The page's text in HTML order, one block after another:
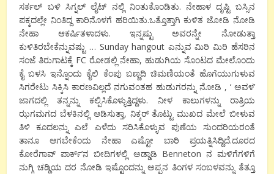
ಸರ್ಕಲ್ ಬಳಿ ಸಿಗ್ನಲ್ ಲೈಟ್ ನಲ್ಲಿ ನಿಂತುಕೊಂಡಿತು. ನೇಹಾಳ ದೃಷ್ಟಿ ಬಸ್ಸಿನ
ಪಕ್ಕದಲ್ಲೇ ನಿಂತಿದ್ದ ಕಾರಿನೊಳಗೆ ಹರಿಯಿತು.ಒತ್ತೊತ್ತಾಗಿ ಕುಳಿತ ಜೋಡಿ ನೋಡಿ
ನೇಹಾ ಆಕರ್ಷಿತಳಾದಳು. ಇನ್ನಷ್ಟು ಅವರನ್ನೇ ನೋಡುತ್ತಾ
ಕುಳಿತಿರಬೇಕೆನ್ನುವಷ್ಟು … Sunday hangout ಎನ್ನುವ ಮಿರಿ ಮಿರಿ ಹೆಸರಿನ
ಸಂಜೆ ತಿರುಗಾಟಕ್ಕೆ FC ರೋಡಲ್ಲಿ ನೇಹಾ, ಹುಡುಗಿಯ ಸೊಂಟದ ಮೇಲೊಂದು
ಕೈ ಬಳಸಿ ಇನ್ನೊಂದು ಕೈಲಿ ಕೆಂಪು ಬಣ್ಣದಿ ಚಿಮಣಿಯಂತೆ ಹೊಗೆಯುಗುಳುವ
ಸಿಗರೇಟು ಸಿಕ್ಕಿಸಿ ಕಾರಣವಿಲ್ಲದೆ ನಗುವಂತಹ ಹುಡುಗರನ್ನು ನೋಡಿ , ‘ ಅವಳ’
ಜಾಗದಲ್ಲಿ ತನ್ನನ್ನು ಕಲ್ಪಿಸಿಕೊಳ್ಳುತ್ತಿದ್ದಳು. ನೀಳ ಕಾಲುಗಳನ್ನು ರಾತ್ರಿಯ
ಝಗಮಗದ ಬೆಳಕಿನಲ್ಲಿ ಆಡಿಸುತ್ತಾ, ನಿಕ್ಕರ್ ತೊಟ್ಟು ಮುಖದ ಮೇಲೆ ಬೀಳುವ
ತಿಳಿ ಕೂದಲನ್ನು ಎಲೆ ಎಳೆದು ಸರಿಸಿಕೊಳ್ಳುವ ಪುಣೆಯ ಸುಂದರಿಯರಂತೆ
ತಾನೂ ಆಗಬೇಕೆಂದು ನೇಹಾ ಎಷ್ಟೋ ಬಾರಿ ಪ್ರಯತ್ನಿಸಿದ್ದಿದೆ.ದೂರದ
ಕೋರೆಗಾವ್ ಪಾರ್ಕ್’ನ ಬೀದಿಗಳಲ್ಲಿ ಅಡ್ಡಾಡಿ Benneton ನ ಮಳಿಗೆಗಳಿಗೆ
ನುಗ್ಗಿ ಚಡ್ಡಿಯ ದರ ನೋಡಿ ಇಷ್ಟೊಂದನ್ನು ಅಪ್ಪನ ತಿಂಗಳ ಸಂಬಳವನ್ನು ತೆತ್ತೂ